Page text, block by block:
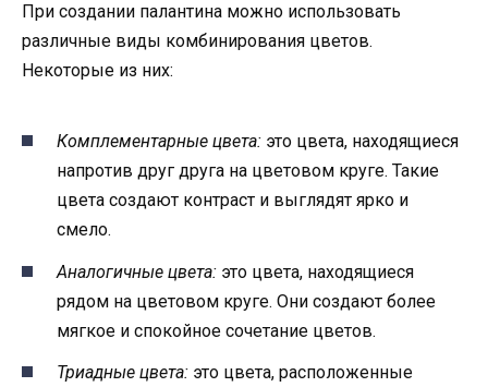
При создании палантина можно использовать
различные виды комбинирования цветов.
Некоторые из них:
Комплементарные цвета: это цвета, находящиеся
напротив друг друга на цветовом круге. Такие
цвета создают контраст и выглядят ярко и
смело.
Аналогичные цвета: это цвета, находящиеся
рядом на цветовом круге. Они создают более
мягкое и спокойное сочетание цветов.
Триадные цвета: это цвета, расположенные